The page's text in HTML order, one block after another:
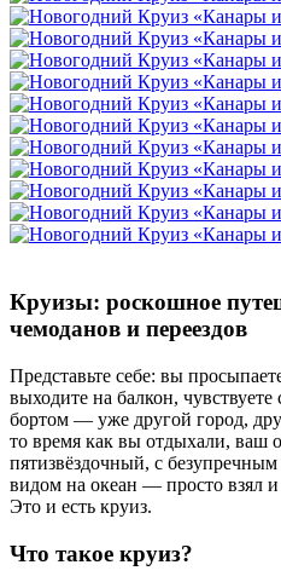
Круизы: роскошное
чемоданов и переездов
Представьте себе: вы
выходите на балкон,
бортом — уже другой город,
то время как вы отдыхали, ваш
пятизвёздочный, с
видом на океан — просто взял и
Это и есть круиз.
Что такое круиз?